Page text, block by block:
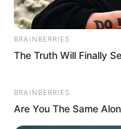
Neuropathy Has
You Do It?
NERVE FLOW
BRAINBERRIES
The Truth Will Finally
BRAINBERRIES
Are You The Same